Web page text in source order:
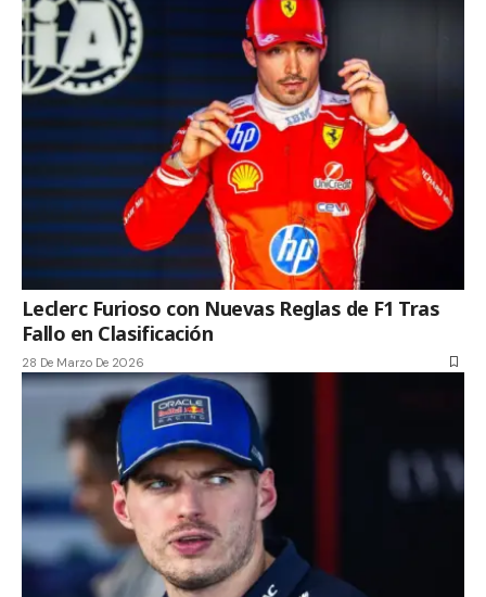
Leclerc Furioso con Nuevas Reglas de F1 Tras
Fallo en Clasificación
28 De Marzo De 2026